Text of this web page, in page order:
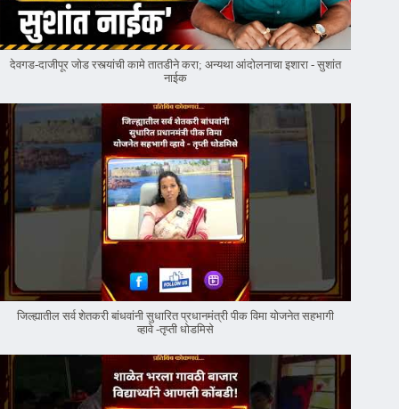
देवगड-दाजीपूर जोड रस्त्यांची कामे तातडीने करा; अन्यथा आंदोलनाचा इशारा - सुशांत
नाईक
जिल्ह्यातील सर्व शेतकरी बांधवांनी सुधारित प्रधानमंत्री पीक विमा योजनेत सहभागी
व्हावे -तृप्ती धोडमिसे